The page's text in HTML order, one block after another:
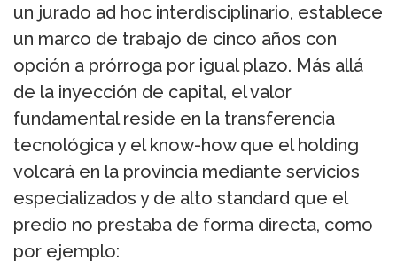
un jurado ad hoc interdisciplinario, establece
un marco de trabajo de cinco años con
opción a prórroga por igual plazo. Más allá
de la inyección de capital, el valor
fundamental reside en la transferencia
tecnológica y el know-how que el holding
volcará en la provincia mediante servicios
especializados y de alto standard que el
predio no prestaba de forma directa, como
por ejemplo: